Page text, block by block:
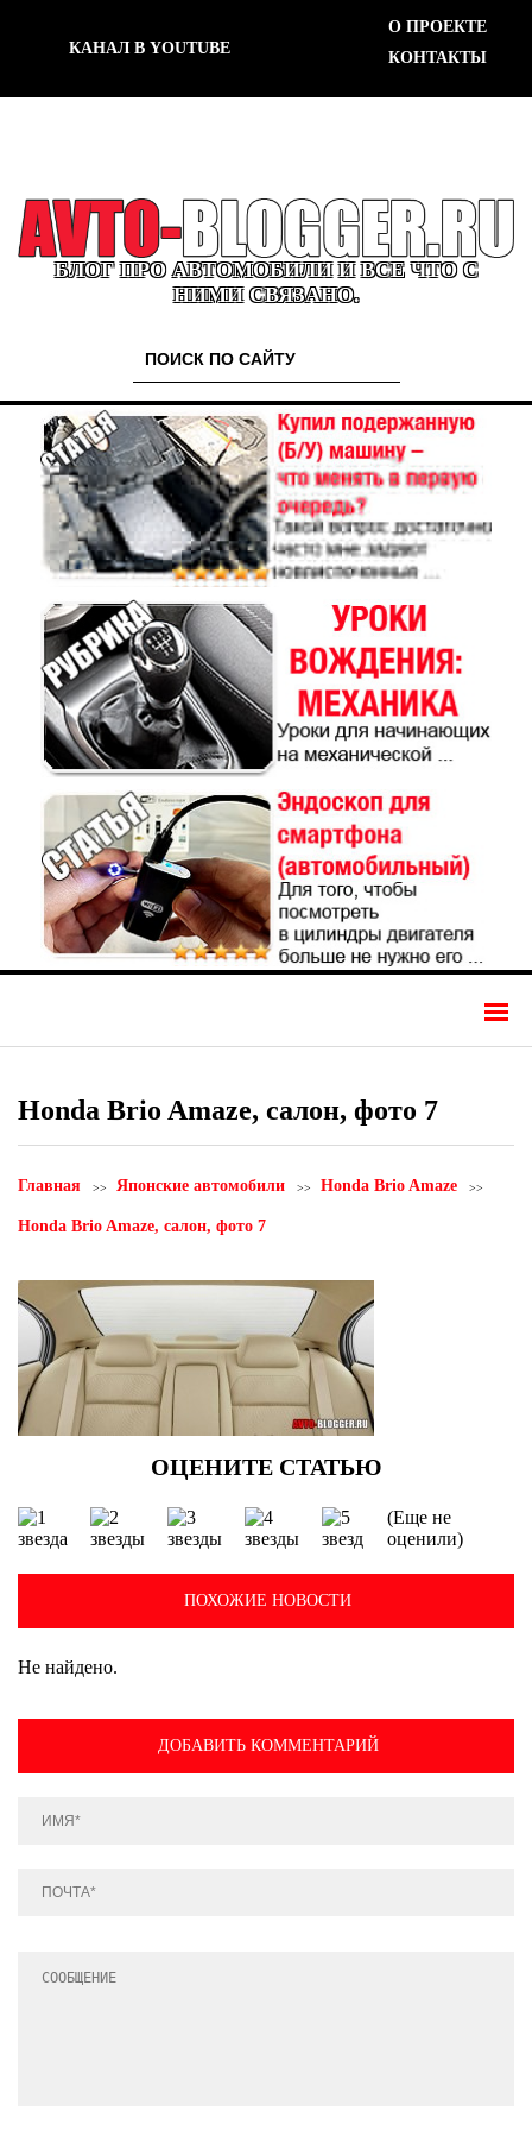
КАНАЛ В YOUTUBE
О ПРОЕКТЕ
КОНТАКТЫ
БЛОГ ПРО АВТОМОБИЛИ И ВСЕ ЧТО С
НИМИ СВЯЗАНО.
Honda Brio Amaze, салон, фото 7
Главная Японские автомобили Honda Brio Amaze
Honda Brio Amaze, салон, фото 7
(Еще не
оценили)
ПОХОЖИЕ НОВОСТИ
Не найдено.
ДОБАВИТЬ КОММЕНТАРИЙ